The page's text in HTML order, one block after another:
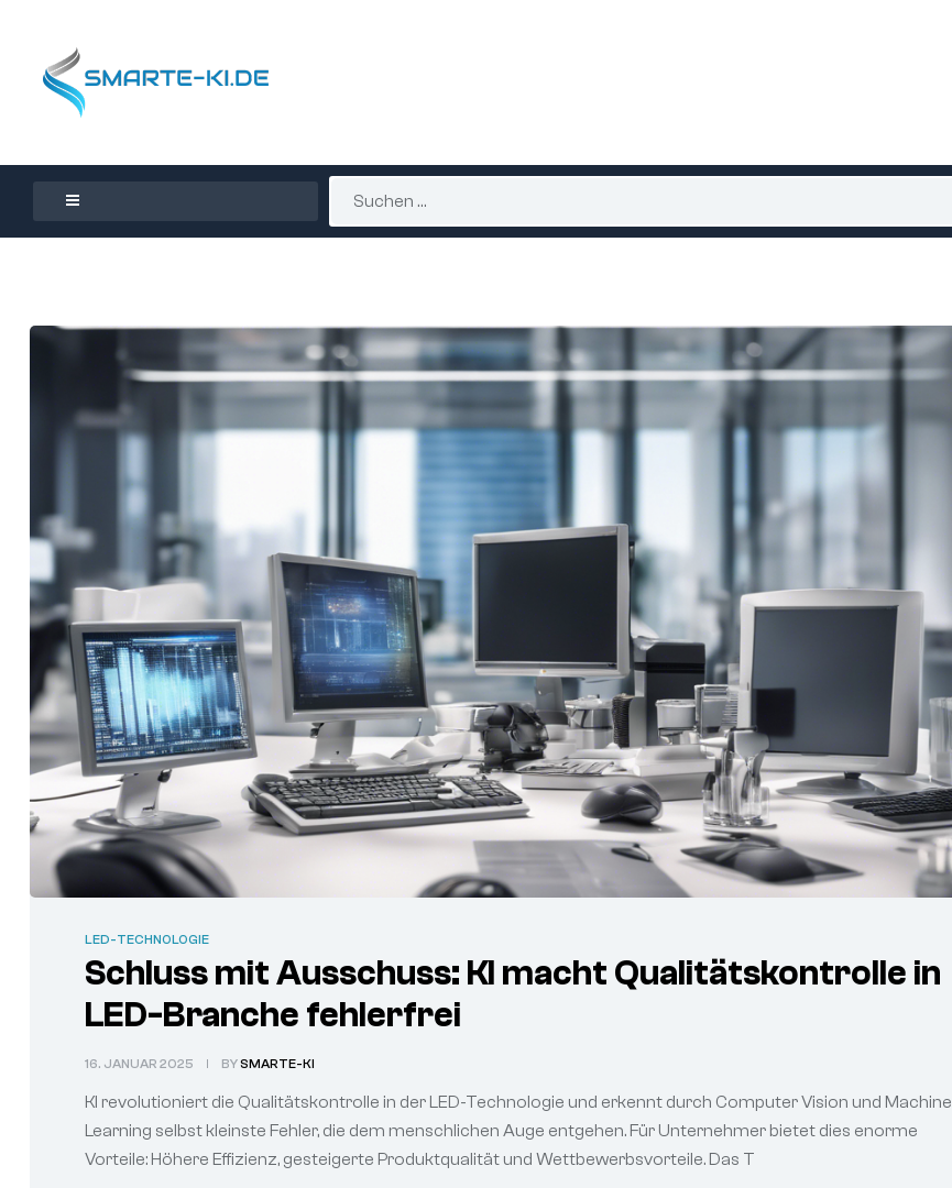
LED-TECHNOLOGIE
Schluss mit Ausschuss: KI macht Qualitätskontrolle in
LED-Branche fehlerfrei
16. JANUAR 2025 BYSMARTE-KI
KI revolutioniert die Qualitätskontrolle in der LED-Technologie und erkennt durch Computer Vision und Machine
Learning selbst kleinste Fehler, die dem menschlichen Auge entgehen. Für Unternehmer bietet dies enorme
Vorteile: Höhere Effizienz, gesteigerte Produktqualität und Wettbewerbsvorteile. Das T